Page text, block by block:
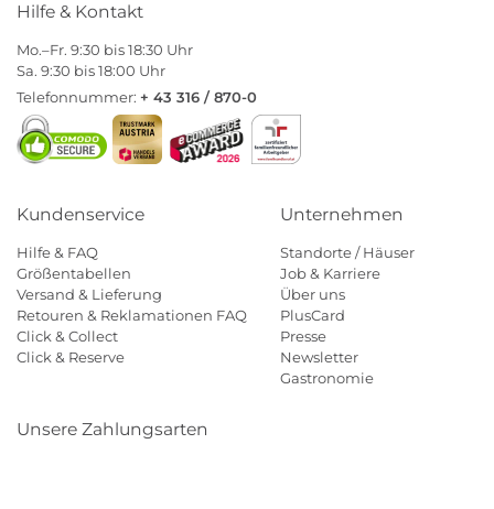
Hilfe & Kontakt
Mo.–Fr. 9:30 bis 18:30 Uhr
Sa. 9:30 bis 18:00 Uhr
Telefonnummer: + 43 316 / 870-0
Kundenservice
Hilfe & FAQ
Größentabellen
Versand & Lieferung
Retouren & Reklamationen FAQ
Click & Collect
Click & Reserve
Unternehmen
Standorte / Häuser
Job & Karriere
Über uns
PlusCard
Presse
Newsletter
Gastronomie
Unsere Zahlungsarten